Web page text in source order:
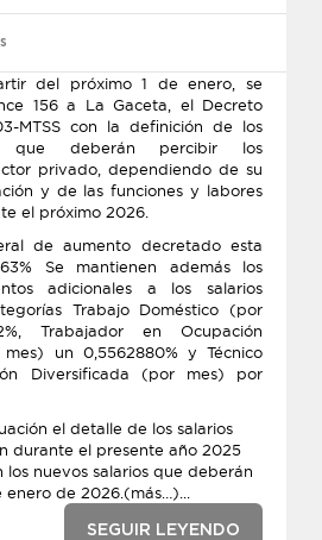
del próximo 1 de enero, se
156 a La Gaceta, el Decreto
MTSS con la definición de los
que deberán percibir los
privado, dependiendo de su
y de las funciones y labores
el próximo 2026.
de aumento decretado esta
Se mantienen además los
adicionales a los salarios
Trabajo Doméstico (por
Trabajador en Ocupación
un 0,5562880% y Técnico
Diversificada (por mes) por
el detalle de los salarios
durante el presente año 2025
los nuevos salarios que deberán
de 2026.(más…)...
SEGUIR LEYENDO